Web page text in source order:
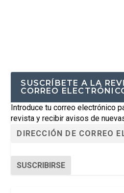
SUSCRÍBETE A LA
CORREO
Introduce tu correo electrónico
revista y recibir avisos de
SUSCRIBIRSE